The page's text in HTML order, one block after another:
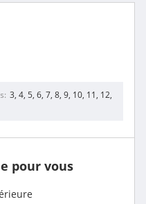
3, 4, 5, 6, 7, 8, 9, 10, 11, 12,
pour vous